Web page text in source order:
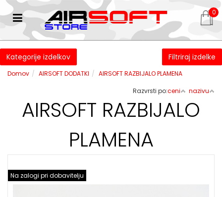
0
Kategorije izdelkov Filtriraj izdelke
Domov AIRSOFT DODATKI AIRSOFT RAZBIJALO PLAMENA
Razvrsti po:ceni nazivu
AIRSOFT RAZBIJALO
PLAMENA
Na zalogi pri dobavitelju